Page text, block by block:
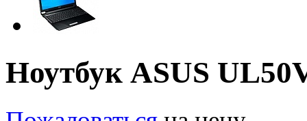
Ноутбук ASUS